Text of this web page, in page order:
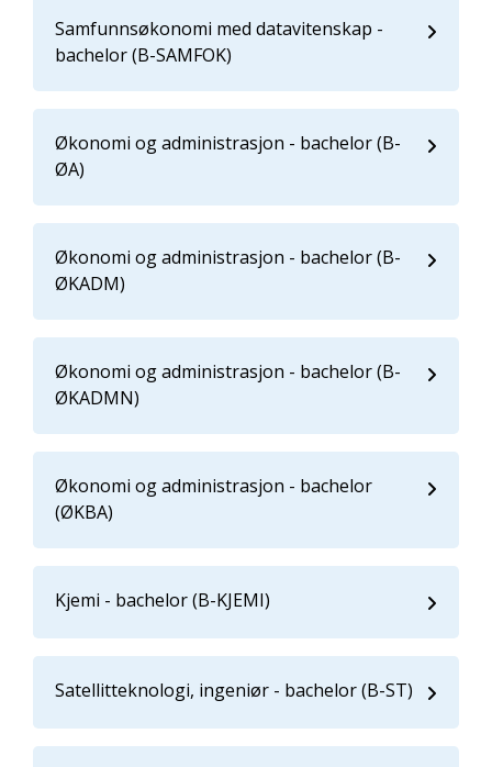
Samfunnsøkonomi med datavitenskap -
bachelor (B-SAMFOK)
Økonomi og administrasjon - bachelor (B-
ØA)
Økonomi og administrasjon - bachelor (B-
ØKADM)
Økonomi og administrasjon - bachelor (B-
ØKADMN)
Økonomi og administrasjon - bachelor
(ØKBA)
Kjemi - bachelor (B-KJEMI)
Satellitteknologi, ingeniør - bachelor (B-ST)